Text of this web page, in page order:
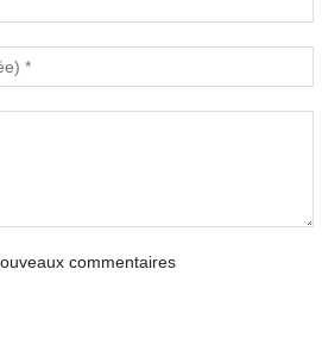
commentaires